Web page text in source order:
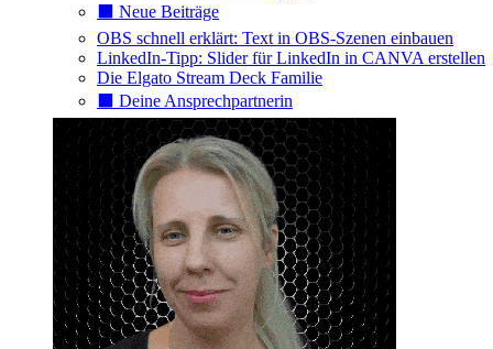
⬛️ Neue Beiträge
OBS schnell erklärt: Text in OBS-Szenen einbauen
LinkedIn-Tipp: Slider für LinkedIn in CANVA erstellen
Die Elgato Stream Deck Familie
⬛️ Deine Ansprechpartnerin